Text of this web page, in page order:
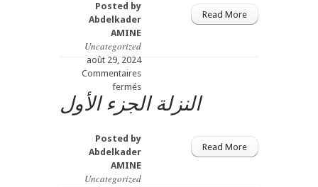
Posted by
Abdelkader
AMINE
Uncategorized
août 29, 2024
Commentaires
ferméssur
النزلة
الجزء
Read More
النزلة الجزء الأول
Posted by
Abdelkader
AMINE
Uncategorized
Read More